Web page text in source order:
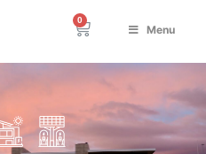
Menu